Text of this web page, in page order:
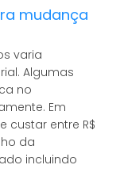
mudança
varia
Algumas
no
Em
custar entre R$
da
incluindo